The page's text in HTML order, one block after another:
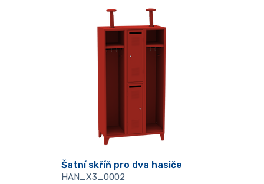
Šatní skříň pro dva hasiče
HAN_X3_0002